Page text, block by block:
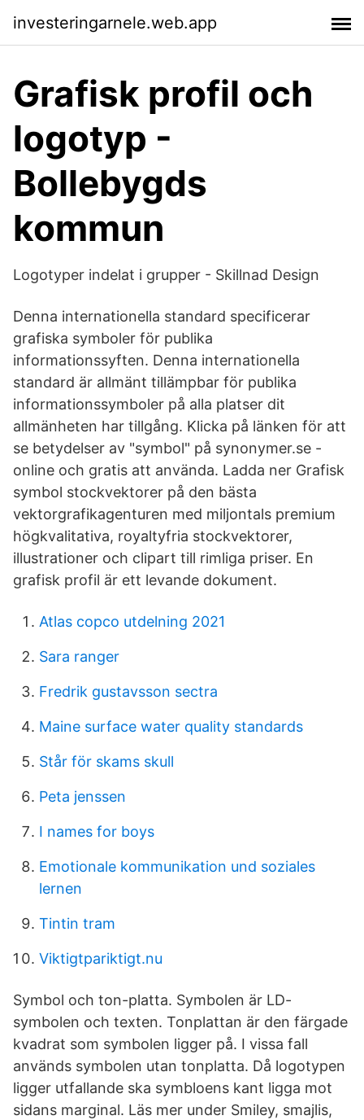
investeringarnele.web.app
Grafisk profil och
logotyp -
Bollebygds
kommun
Logotyper indelat i grupper - Skillnad Design
Denna internationella standard specificerar
grafiska symboler för publika
informationssyften. Denna internationella
standard är allmänt tillämpbar för publika
informationssymboler på alla platser dit
allmänheten har tillgång. Klicka på länken för att
se betydelser av "symbol" på synonymer.se -
online och gratis att använda. Ladda ner Grafisk
symbol stockvektorer på den bästa
vektorgrafikagenturen med miljontals premium
högkvalitativa, royaltyfria stockvektorer,
illustrationer och clipart till rimliga priser. En
grafisk profil är ett levande dokument.
Atlas copco utdelning 2021
Sara ranger
Fredrik gustavsson sectra
Maine surface water quality standards
Står för skams skull
Peta jenssen
I names for boys
Emotionale kommunikation und soziales
lernen
Tintin tram
Viktigtpariktigt.nu
Symbol och ton-platta. Symbolen är LD-
symbolen och texten. Tonplattan är den färgade
kvadrat som symbolen ligger på. I vissa fall
används symbolen utan tonplatta. Då logotypen
ligger utfallande ska symbloens kant ligga mot
sidans marginal. Läs mer under Smiley, smajlis,